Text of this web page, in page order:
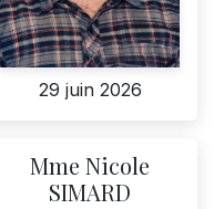
29 juin 2026
Mme Nicole
SIMARD